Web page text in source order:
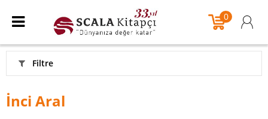
0
Filtre
İnci Aral